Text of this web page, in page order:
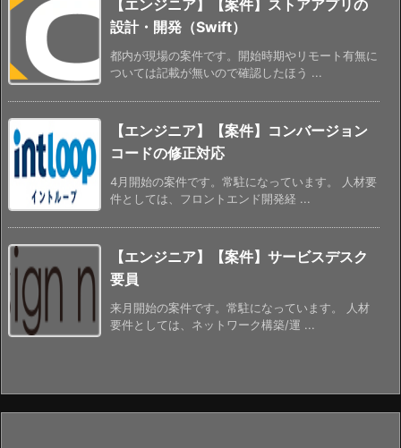
【エンジニア】【案件】ストアアプリの
設計・開発（Swift）
都内が現場の案件です。開始時期やリモート有無に
ついては記載が無いので確認したほう ...
【エンジニア】【案件】コンバージョン
コードの修正対応
4月開始の案件です。常駐になっています。 人材要
件としては、フロントエンド開発経 ...
【エンジニア】【案件】サービスデスク
要員
来月開始の案件です。常駐になっています。 人材
要件としては、ネットワーク構築/運 ...